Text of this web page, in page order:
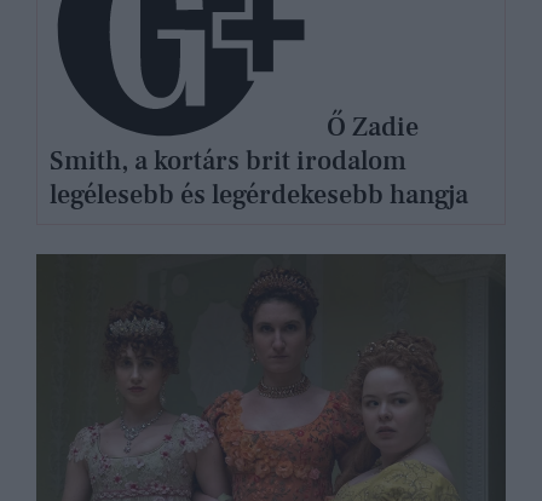
Smith, a kortárs brit irodalom
legélesebb és legérdekesebb hangja